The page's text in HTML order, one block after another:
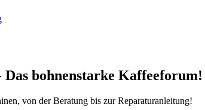
bohnenstarke Kaffeeforum!
von der Beratung bis zur Reparaturanleitung!